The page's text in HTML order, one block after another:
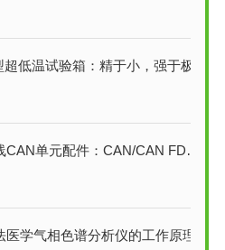
低温试验箱：精于小，强于极
件：CAN/CAN FD信号采集与输出的全能利器
医学气相色谱分析仪的工作原理